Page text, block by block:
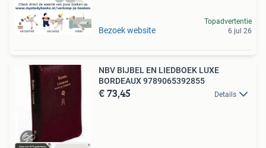
Bezoek website
Topadvertentie
6 jul 26
NBV BIJBEL EN LIEDBOEK LUXE
BORDEAUX 9789065392855
€ 73,45 Details